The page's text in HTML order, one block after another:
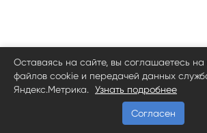
Оставаясь на сайте, вы соглашаетесь на
файлов cookie и передачей данных
Яндекс.Метрика.
Узнать подробнее
Согласен